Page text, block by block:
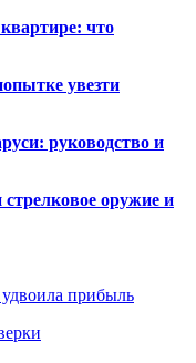
что
увезти
руководство и
оружие и
прибыль